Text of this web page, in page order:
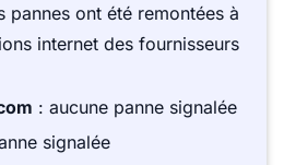
ont été remontées à
internet des fournisseurs
: aucune panne signalée
signalée